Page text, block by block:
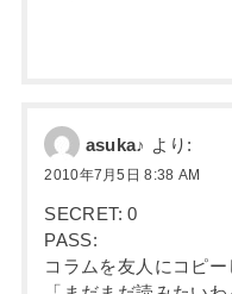
asuka♪ より:
2010年7月5日 8:38 AM
SECRET: 0
PASS:
コラムを友人にコピー